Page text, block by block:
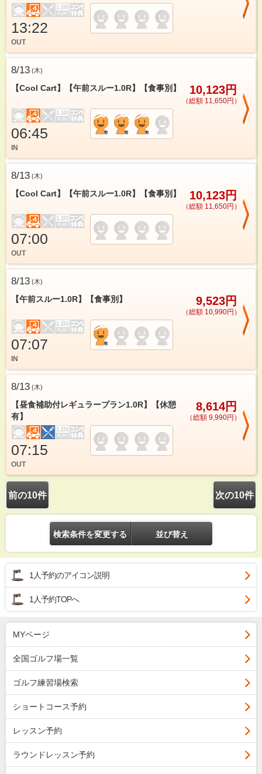
13:22
OUT
8/13 (木)
【Cool Cart】【午前スルー1.0R】【食事別】 10,123円
（総額 11,650円）
06:45
IN
8/13 (木)
【Cool Cart】【午前スルー1.0R】【食事別】 10,123円
（総額 11,650円）
07:00
OUT
8/13 (木)
【午前スルー1.0R】【食事別】 9,523円
（総額 10,990円）
07:07
IN
8/13 (木)
【昼食補助付レギュラープラン1.0R】【休憩
有】
8,614円
（総額 9,990円）
07:15
OUT
前の10件 次の10件
検索条件を変更する 並び替え
1人予約のアイコン説明
1人予約TOPへ
MYページ
全国ゴルフ場一覧
ゴルフ練習場検索
ショートコース予約
レッスン予約
ラウンドレッスン予約